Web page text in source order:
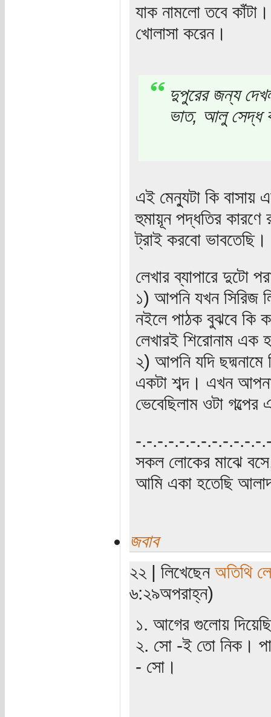
যাক নামলো তবে
খোলাসা করেন।
দুপুরের জন্য
ভাত, আলু সেদ্ধ
এই মেন্যুটা কি বাসায়
হুমায়ূন পদ্ধতির কারণে
ট্রাই করবো ভাবতেছি।
লেখার ব্যাপারে দুটো
১) আপনি যখন সিরিজ
নইলে পাঠক বুঝবে কি
লেখারই শিরোনাম এক
২) আপনি যদি
একটা শব্দ। এখন
ভেবেছিলাম ওটা
‍‌-.-.-.-.-.-.-.-.-.-.-.-
সকল লোকের মাঝে
আমি একা হতেছি
জবাব
২২ | লিখেছেন অতিথি
৬:২৯অপরাহ্ন)
১. আগের গুলোয়
২. সো -ই তো নিক।
- সো।